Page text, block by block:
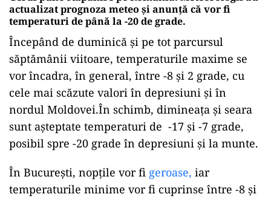
actualizat prognoza meteo și anunță că vor fi
temperaturi de până la -20 de grade.
Începând de duminică și pe tot parcursul
săptămânii viitoare, temperaturile maxime se
vor încadra, în general, între -8 şi 2 grade, cu
cele mai scăzute valori în depresiuni și în
nordul Moldovei.În schimb, dimineața și seara
sunt așteptate temperaturi de -17 şi -7 grade,
posibil spre -20 grade în depresiuni și la munte.
În București, nopțile vor fi geroase, iar
temperaturile minime vor fi cuprinse între -8 și